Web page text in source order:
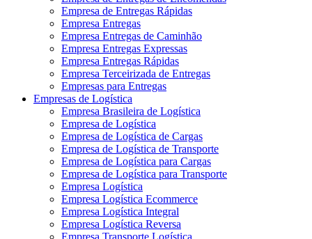
Empresa de Entregas Rápidas
Empresa Entregas
Empresa Entregas de Caminhão
Empresa Entregas Expressas
Empresa Entregas Rápidas
Empresa Terceirizada de Entregas
Empresas para Entregas
Empresas de Logística
Empresa Brasileira de Logística
Empresa de Logística
Empresa de Logística de Cargas
Empresa de Logística de Transporte
Empresa de Logística para Cargas
Empresa de Logística para Transporte
Empresa Logística
Empresa Logística Ecommerce
Empresa Logística Integral
Empresa Logística Reversa
Empresa Transporte Logística